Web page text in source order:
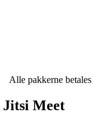
Alle pakkerne
Jitsi Meet